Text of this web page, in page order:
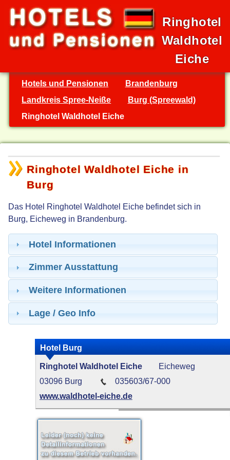
Ringhotel
Waldhotel
Eiche
Hotels und Pensionen
Brandenburg
Landkreis Spree-Neiße
Burg (Spreewald)
Ringhotel Waldhotel Eiche
Ringhotel Waldhotel Eiche in
Burg
Das Hotel Ringhotel Waldhotel Eiche befindet sich in
Burg, Eicheweg in Brandenburg.
Hotel Informationen
Zimmer Ausstattung
Weitere Informationen
Lage / Geo Info
Hotel Burg
Ringhotel Waldhotel Eiche
Eicheweg
03096 Burg
035603/67-000
www.waldhotel-eiche.de